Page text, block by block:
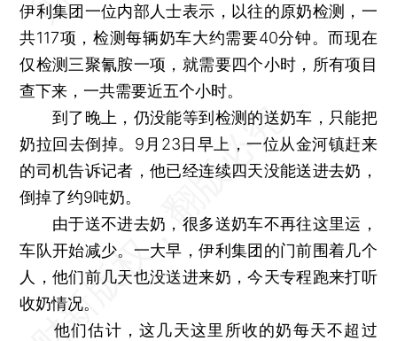
伊利集团一位内部人士表示，以往的原奶检测，一
共117项，检测每辆奶车大约需要40分钟。而现在
仅检测三聚氰胺一项，就需要四个小时，所有项目
查下来，一共需要近五个小时。
到了晚上，仍没能等到检测的送奶车，只能把
奶拉回去倒掉。9月23日早上，一位从金河镇赶来
的司机告诉记者，他已经连续四天没能送进去奶，
倒掉了约9吨奶。
由于送不进去奶，很多送奶车不再往这里运，
车队开始减少。一大早，伊利集团的门前围着几个
人，他们前几天也没送进来奶，今天专程跑来打听
收奶情况。
他们估计，这几天这里所收的奶每天不超过